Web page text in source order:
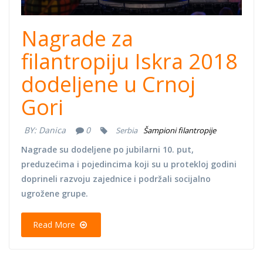
Nagrade za
filantropiju Iskra 2018
dodeljene u Crnoj
Gori
BY: Danica 0 Serbia Šampioni filantropije
Nagrade su dodeljene po jubilarni 10. put,
preduzećima i pojedincima koji su u protekloj godini
doprineli razvoju zajednice i podržali socijalno
ugrožene grupe.
Read More